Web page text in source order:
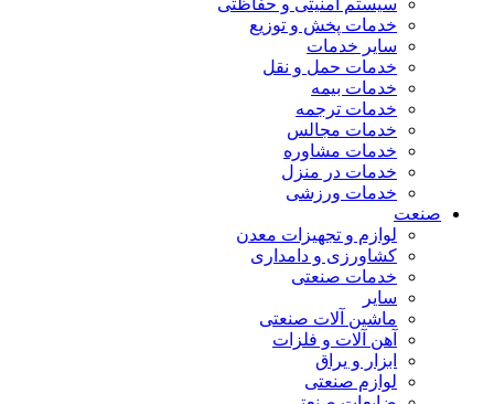
سیستم امنیتی و حفاظتی
خدمات پخش و توزیع
سایر خدمات
خدمات حمل و نقل
خدمات بیمه
خدمات ترجمه
خدمات مجالس
خدمات مشاوره
خدمات در منزل
خدمات ورزشی
صنعت
لوازم و تجهیزات معدن
کشاورزی و دامداری
خدمات صنعتی
سایر
ماشین آلات صنعتی
آهن آلات و فلزات
ابزار و یراق
لوازم صنعتی